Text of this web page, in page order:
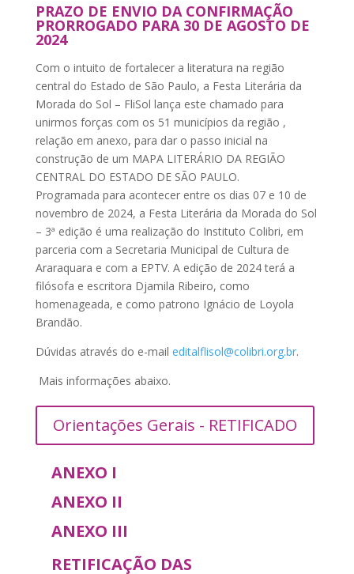
PRAZO DE ENVIO DA CONFIRMAÇÃO
PRORROGADO PARA 30 DE AGOSTO DE
2024
Com o intuito de fortalecer a literatura na região
central do Estado de São Paulo, a Festa Literária da
Morada do Sol – FliSol lança este chamado para
unirmos forças com os 51 municípios da região ,
relação em anexo, para dar o passo inicial na
construção de um MAPA LITERÁRIO DA REGIÃO
CENTRAL DO ESTADO DE SÃO PAULO.
Programada para acontecer entre os dias 07 e 10 de
novembro de 2024, a Festa Literária da Morada do Sol
– 3ª edição é uma realização do Instituto Colibri, em
parceria com a Secretaria Municipal de Cultura de
Araraquara e com a EPTV. A edição de 2024 terá a
filósofa e escritora Djamila Ribeiro, como
homenageada, e como patrono Ignácio de Loyola
Brandão.
Dúvidas através do e-mail editalflisol@colibri.org.br.
Mais informações abaixo.
Orientações Gerais - RETIFICADO
ANEXO I
ANEXO II
ANEXO III
RETIFICAÇÃO DAS